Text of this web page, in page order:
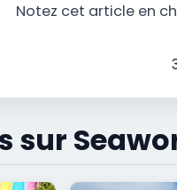
Notez cet article en
sur